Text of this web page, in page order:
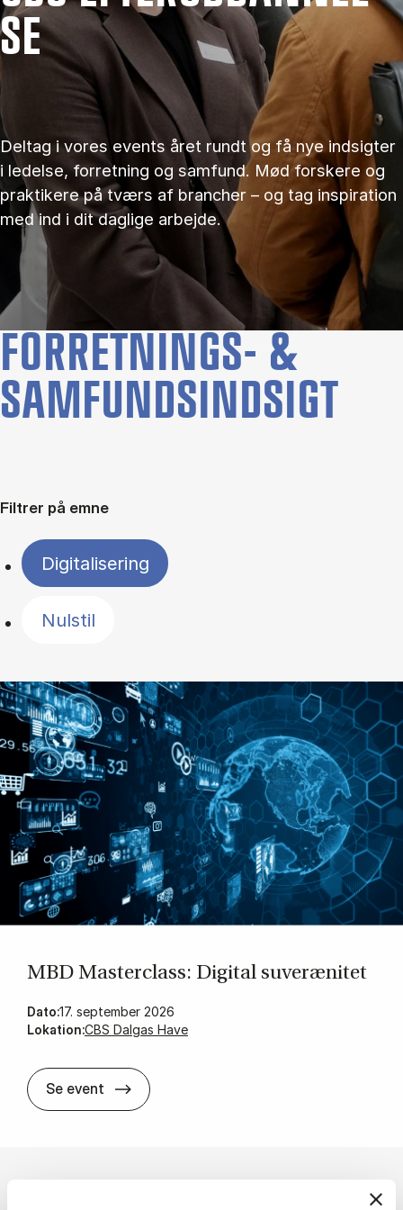
SE
Deltag i vores events året rundt og få nye indsigter
i ledelse, forretning og samfund. Mød forskere og
praktikere på tværs af brancher – og tag inspiration
med ind i dit daglige arbejde.
FORRETNINGS- &
SAMFUNDSINDSIGT
Filtrer på emne
Digitalisering
Nulstil
MBD Ma­sterclass: Di­gi­tal su­veræ­ni­tet
Dato:17. september 2026
Lokation:CBS Dalgas Have
Se event MBD Ma­sterclass: Di­gi­tal su­veræ­ni­tet